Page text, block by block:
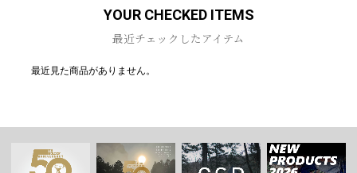
YOUR CHECKED ITEMS
最近チェックしたアイテム
最近見た商品がありません。